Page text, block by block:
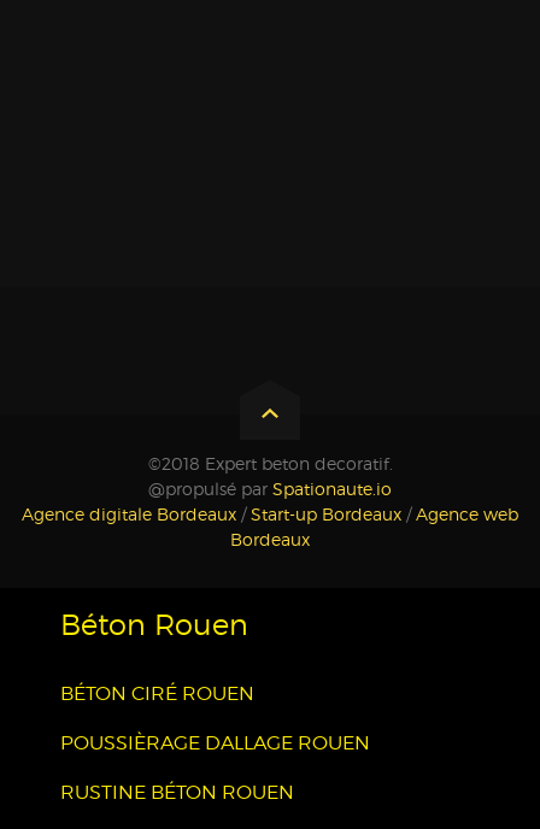
©2018 Expert beton decoratif.
@propulsé par Spationaute.io
Agence digitale Bordeaux /Start-up Bordeaux /Agence web
Bordeaux
Béton Rouen
BÉTON CIRÉ ROUEN
POUSSIÈRAGE DALLAGE ROUEN
RUSTINE BÉTON ROUEN